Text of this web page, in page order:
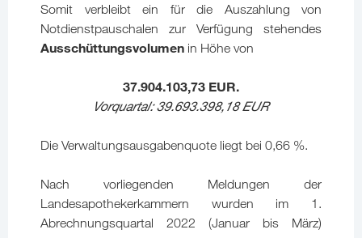
Somit verbleibt ein für die Auszahlung von
Notdienstpauschalen zur Verfügung stehendes
Ausschüttungsvolumen in Höhe von
37.904.103,73 EUR.
Vorquartal: 39.693.398,18EUR
Die Verwaltungsausgabenquote liegt bei 0,66 %.
Nach vorliegenden Meldungen der
Landesapothekerkammern wurden im 1.
Abrechnungsquartal 2022 (Januar bis März)